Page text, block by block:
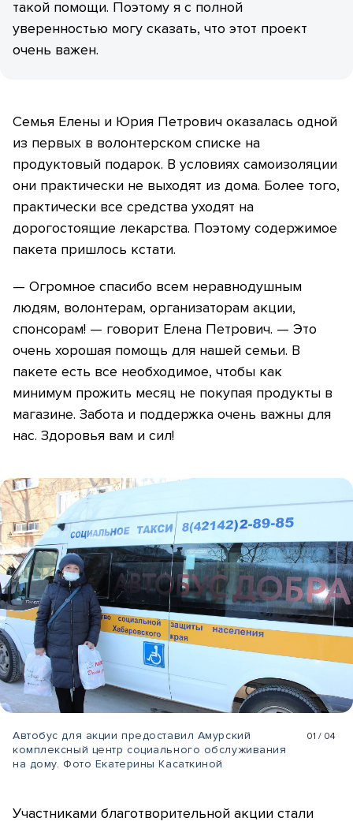
такой помощи. Поэтому я с полной
уверенностью могу сказать, что этот проект
очень важен.
Семья Елены и Юрия Петрович оказалась одной
из первых в волонтерском списке на
продуктовый подарок. В условиях самоизоляции
они практически не выходят из дома. Более того,
практически все средства уходят на
дорогостоящие лекарства. Поэтому содержимое
пакета пришлось кстати.
— Огромное спасибо всем неравнодушным
людям, волонтерам, организаторам акции,
спонсорам! — говорит Елена Петрович. — Это
очень хорошая помощь для нашей семьи. В
пакете есть все необходимое, чтобы как
минимум прожить месяц не покупая продукты в
магазине. Забота и поддержка очень важны для
нас. Здоровья вам и сил!
Автобус для акции предоставил Амурский
комплексный центр социального обслуживания
на дому. Фото Екатерины Касаткиной
01 / 04
Участниками благотворительной акции стали